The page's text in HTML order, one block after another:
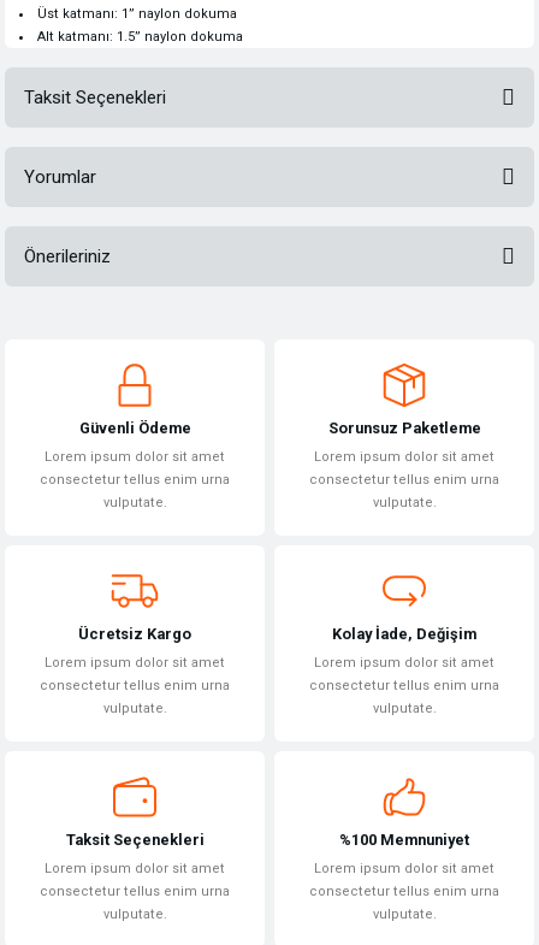
Üst katmanı: 1” naylon dokuma
Alt katmanı: 1.5” naylon dokuma
Taksit Seçenekleri
Yorumlar
Önerileriniz
Görüş ve önerileriniz için teşekkür ederiz.
Ürün açıklamasında eksik bilgiler bulunuyor.
Ürün bilgilerinde hatalar bulunuyor.
Bu ürüne benzer farklı alternatifler olmalı.
Güvenli Ödeme
Lorem ipsum dolor sit amet
consectetur tellus enim urna
vulputate.
Sorunsuz Paketleme
Lorem ipsum dolor sit amet
consectetur tellus enim urna
vulputate.
Ücretsiz Kargo
Lorem ipsum dolor sit amet
consectetur tellus enim urna
vulputate.
Kolay İade, Değişim
Lorem ipsum dolor sit amet
consectetur tellus enim urna
vulputate.
Taksit Seçenekleri
Lorem ipsum dolor sit amet
consectetur tellus enim urna
vulputate.
%100 Memnuniyet
Lorem ipsum dolor sit amet
consectetur tellus enim urna
vulputate.